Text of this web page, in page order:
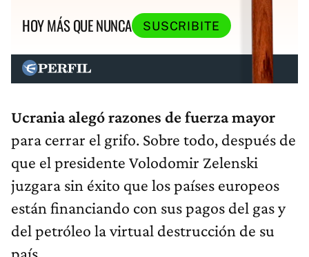
HOY MÁS QUE NUNCA
SUSCRIBITE
Ucrania alegó razones de fuerza mayor
para cerrar el grifo. Sobre todo, después de
que el presidente Volodomir Zelenski
juzgara sin éxito que los países europeos
están financiando con sus pagos del gas y
del petróleo la virtual destrucción de su
país.